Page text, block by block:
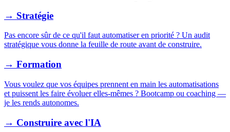
→ Stratégie
Pas encore sûr de ce qu'il faut automatiser en priorité ? Un audit
stratégique vous donne la feuille de route avant de construire.
→ Formation
Vous voulez que vos équipes prennent en main les automatisations
et puissent les faire évoluer elles-mêmes ? Bootcamp ou coaching —
je les rends autonomes.
→ Construire avec l'IA